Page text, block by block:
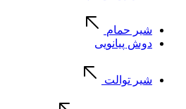
شیر حمام
دوش پیانویی
شیر توالت